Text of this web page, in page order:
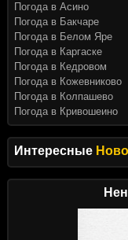
Интересные
Погода в Асино
Погода в Бакчаре
Погода в Белом Яре
Погода в Каргаске
Погода в Кедровом
Погода в Кожевниково
Погода в Колпашево
Погода в Кривошеино